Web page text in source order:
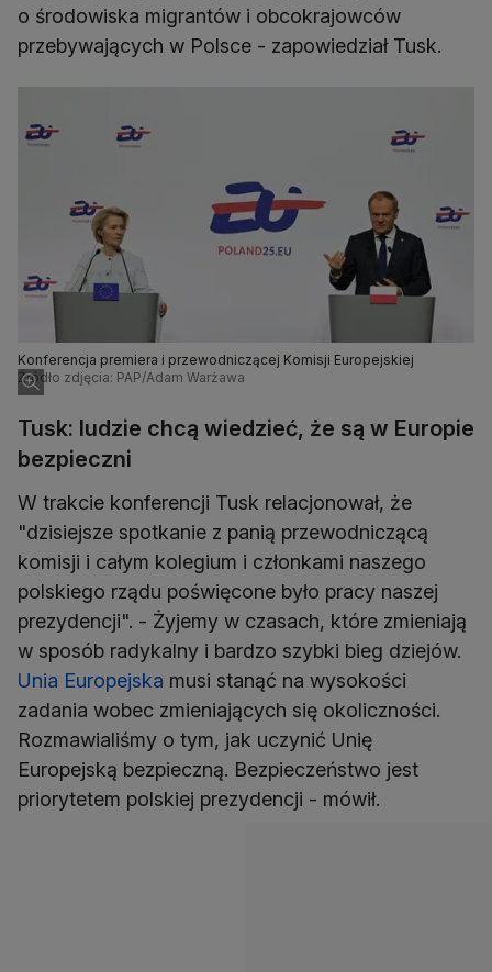
o środowiska migrantów i obcokrajowców
przebywających w Polsce - zapowiedział Tusk.
Konferencja premiera i przewodniczącej Komisji Europejskiej
Źródło zdjęcia: PAP/Adam Warżawa
Tusk: ludzie chcą wiedzieć, że są w Europie
bezpieczni
W trakcie konferencji Tusk relacjonował, że
"dzisiejsze spotkanie z panią przewodniczącą
komisji i całym kolegium i członkami naszego
polskiego rządu poświęcone było pracy naszej
prezydencji". - Żyjemy w czasach, które zmieniają
w sposób radykalny i bardzo szybki bieg dziejów.
Unia Europejska musi stanąć na wysokości
zadania wobec zmieniających się okoliczności.
Rozmawialiśmy o tym, jak uczynić Unię
Europejską bezpieczną. Bezpieczeństwo jest
priorytetem polskiej prezydencji - mówił.